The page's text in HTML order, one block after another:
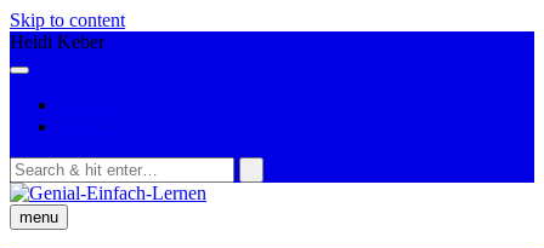
Skip to content
Heidi Keber
menu